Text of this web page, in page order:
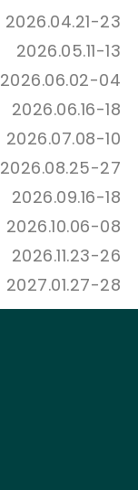
2026.04.21-23
2026.05.11-13
2026.06.02-04
2026.06.16-18
2026.07.08-10
2026.08.25-27
2026.09.16-18
2026.10.06-08
2026.11.23-26
2027.01.27-28